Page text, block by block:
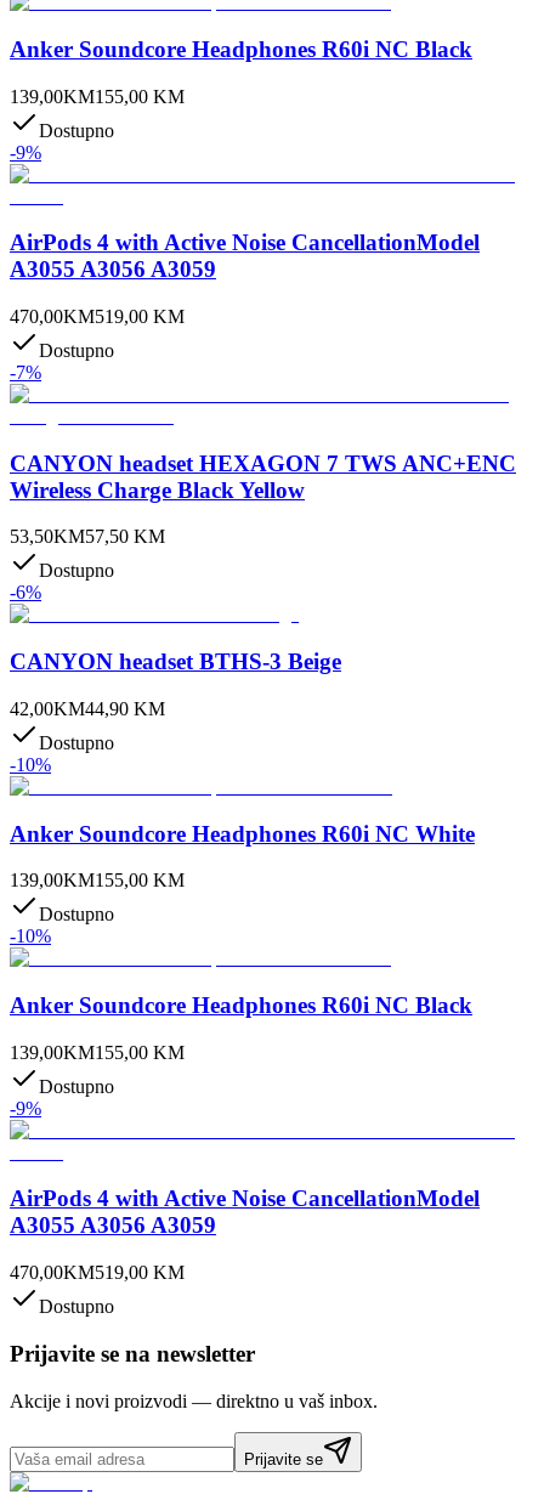
Anker Soundcore Headphones R60i NC Black
139,00KM155,00 KM
Dostupno
-9%
AirPods 4 with Active Noise CancellationModel
A3055 A3056 A3059
470,00KM519,00 KM
Dostupno
-7%
CANYON headset HEXAGON 7 TWS ANC+ENC
Wireless Charge Black Yellow
53,50KM57,50 KM
Dostupno
-6%
CANYON headset BTHS-3 Beige
42,00KM44,90 KM
Dostupno
-10%
Anker Soundcore Headphones R60i NC White
139,00KM155,00 KM
Dostupno
-10%
Anker Soundcore Headphones R60i NC Black
139,00KM155,00 KM
Dostupno
-9%
AirPods 4 with Active Noise CancellationModel
A3055 A3056 A3059
470,00KM519,00 KM
Dostupno
Prijavite se na newsletter
Akcije i novi proizvodi — direktno u vaš inbox.
Prijavite se